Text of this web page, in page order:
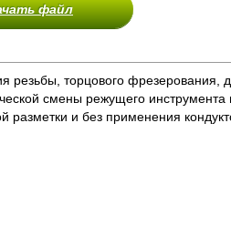
файл
торцового фрезерования,
смены режущего инструмента
и без применения